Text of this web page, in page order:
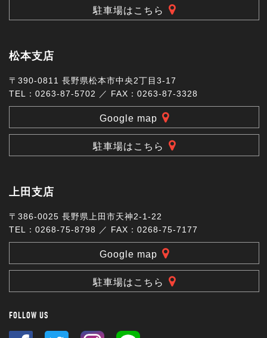
駐車場はこちら
松本支店
〒390-0811 長野県松本市中央2丁目3-17
TEL：0263-87-5702 ／ FAX：0263-87-3328
Google map
駐車場はこちら
上田支店
〒386-0025 長野県上田市天神2-1-22
TEL：0268-75-8798 ／ FAX：0268-75-7177
Google map
駐車場はこちら
FOLLOW US